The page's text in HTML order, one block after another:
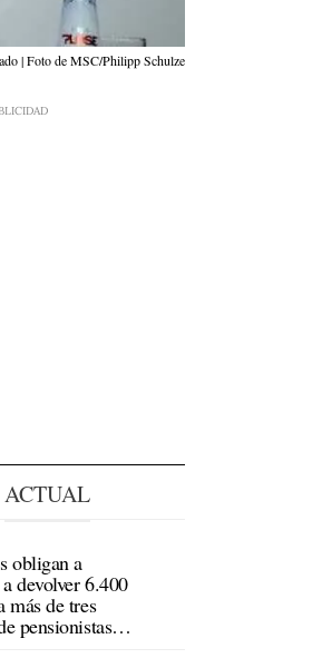
| Foto de MSC/Philipp Schulze
ACTUAL
obligan a
devolver 6.400
más de tres
pensionistas